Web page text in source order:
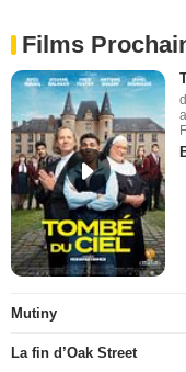
Films
Mutiny
La fin d’Oak Street